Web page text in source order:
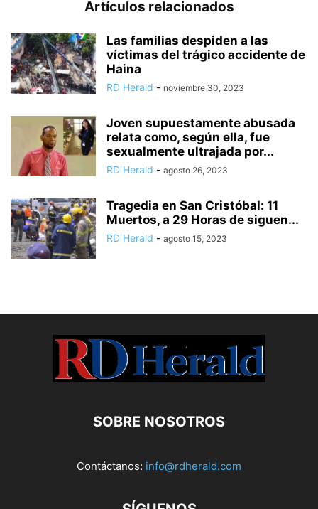
Artículos relacionados
Las familias despiden a las
víctimas del trágico accidente de
Haina
RD Herald - noviembre 30, 2023
Joven supuestamente abusada
relata como, según ella, fue
sexualmente ultrajada por...
RD Herald - agosto 26, 2023
Tragedia en San Cristóbal: 11
Muertos, a 29 Horas de siguen...
RD Herald - agosto 15, 2023
SOBRE NOSOTROS
Contáctanos: info@rdherald.com